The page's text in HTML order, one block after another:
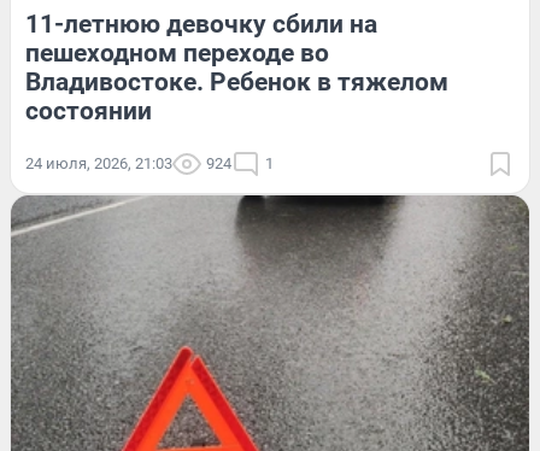
11-летнюю девочку сбили на
пешеходном переходе во
Владивостоке. Ребенок в тяжелом
состоянии
24 июля, 2026, 21:03 924 1